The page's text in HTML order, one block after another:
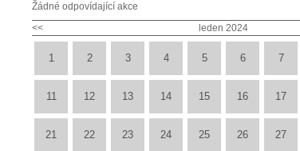
Žádné odpovídající akce
<<
leden 2024
1 2 3 4 5 6 7
11 12 13 14 15 16 17
21 22 23 24 25 26 27